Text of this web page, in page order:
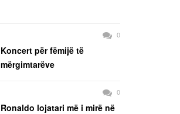
0
Koncert për fëmijë të
mërgimtarëve
0
Ronaldo lojatari më i mirë në